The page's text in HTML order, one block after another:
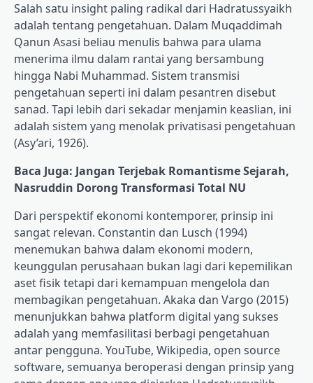
Salah satu insight paling radikal dari Hadratussyaikh
adalah tentang pengetahuan. Dalam Muqaddimah
Qanun Asasi beliau menulis bahwa para ulama
menerima ilmu dalam rantai yang bersambung
hingga Nabi Muhammad. Sistem transmisi
pengetahuan seperti ini dalam pesantren disebut
sanad. Tapi lebih dari sekadar menjamin keaslian, ini
adalah sistem yang menolak privatisasi pengetahuan
(Asy’ari, 1926).
Baca Juga: Jangan Terjebak Romantisme Sejarah,
Nasruddin Dorong Transformasi Total NU
Dari perspektif ekonomi kontemporer, prinsip ini
sangat relevan. Constantin dan Lusch (1994)
menemukan bahwa dalam ekonomi modern,
keunggulan perusahaan bukan lagi dari kepemilikan
aset fisik tetapi dari kemampuan mengelola dan
membagikan pengetahuan. Akaka dan Vargo (2015)
menunjukkan bahwa platform digital yang sukses
adalah yang memfasilitasi berbagi pengetahuan
antar pengguna. YouTube, Wikipedia, open source
software, semuanya beroperasi dengan prinsip yang